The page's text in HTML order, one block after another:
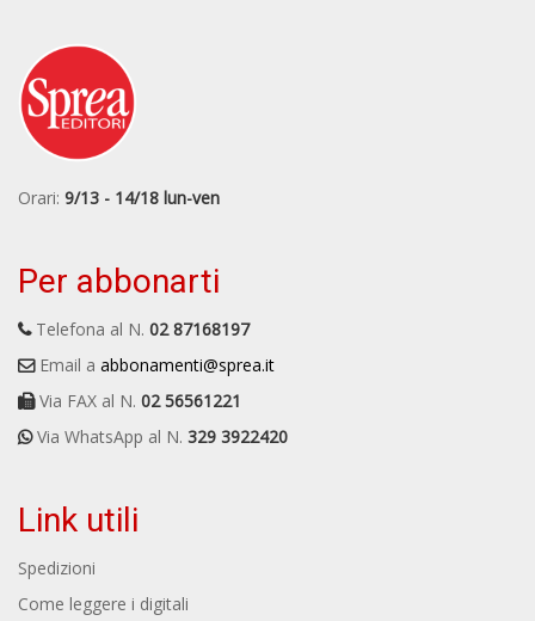
Orari: 9/13 - 14/18 lun-ven
Per abbonarti
Telefona al N. 02 87168197
Email a abbonamenti@sprea.it
Via FAX al N. 02 56561221
Via WhatsApp al N. 329 3922420
Link utili
Spedizioni
Come leggere i digitali